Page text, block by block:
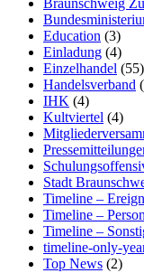
Education (3)
Einladung (4)
Einzelhandel (55)
Handelsverband
IHK (4)
Kultviertel (4)
Stadt
Timeline –
Timeline –
Timeline –
timeline-only-
Top News (2)